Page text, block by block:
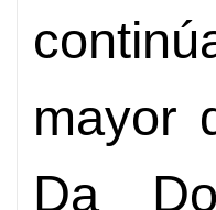
mayor
Da